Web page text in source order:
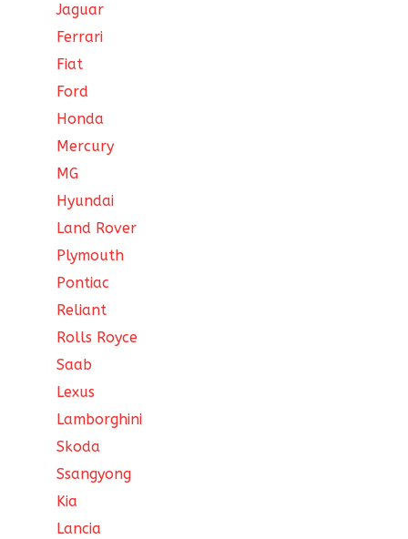
Jaguar
Ferrari
Fiat
Ford
Honda
Mercury
MG
Hyundai
Land Rover
Plymouth
Pontiac
Reliant
Rolls Royce
Saab
Lexus
Lamborghini
Skoda
Ssangyong
Kia
Lancia